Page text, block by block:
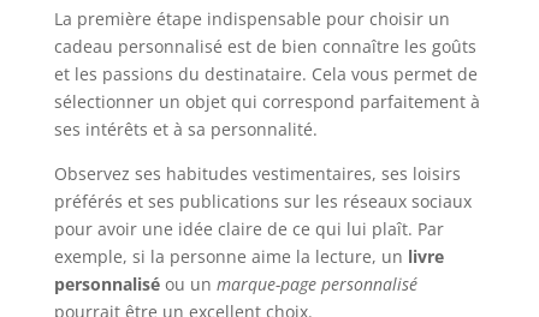
La première étape indispensable pour choisir un
cadeau personnalisé est de bien connaître les goûts
et les passions du destinataire. Cela vous permet de
sélectionner un objet qui correspond parfaitement à
ses intérêts et à sa personnalité.
Observez ses habitudes vestimentaires, ses loisirs
préférés et ses publications sur les réseaux sociaux
pour avoir une idée claire de ce qui lui plaît. Par
exemple, si la personne aime la lecture, un livre
personnaliséou un marque-page personnalisé
pourrait être un excellent choix.